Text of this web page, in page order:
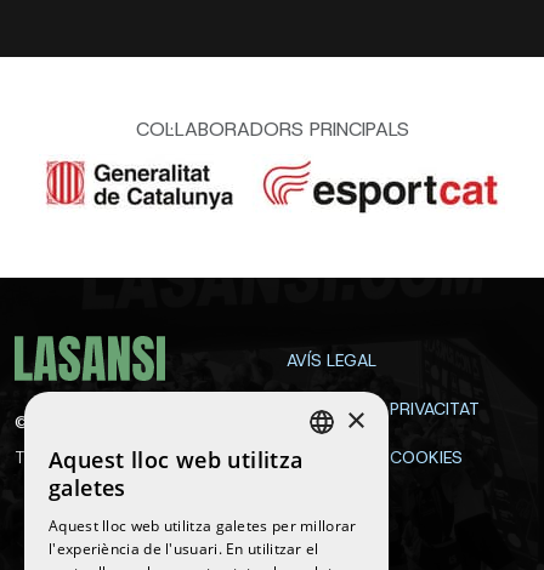
COL·LABORADORS PRINCIPALS
©
Tots els drets reservats
AVÍS LEGAL
POLÍTICA DE PRIVACITAT
POLÍTICA DE COOKIES
CATALAN
×
Aquest lloc web utilitza
galetes
Aquest lloc web utilitza galetes per millorar
l'experiència de l'usuari. En utilitzar el